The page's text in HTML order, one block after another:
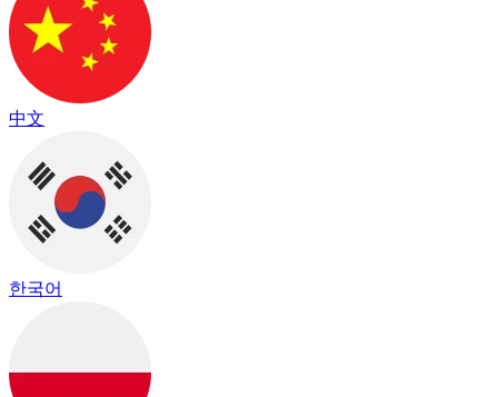
中文
한국어